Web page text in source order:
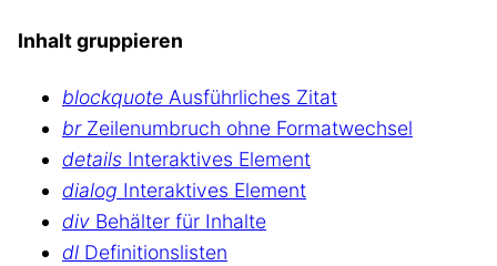
Inhalt gruppieren
blockquote Ausführliches Zitat
brZeilenumbruch ohne Formatwechsel
details Interaktives Element
dialog Interaktives Element
div Behälter für Inhalte
dl Definitionslisten